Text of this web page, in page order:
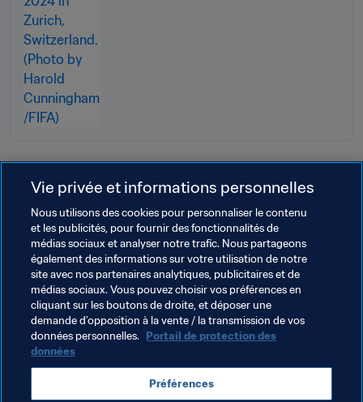
Thèmes en lien
Organisation des compétitions
Président de la FIFA Organisation
Organisation Coupe du Monde de la FIFA 2026™
USA Concacaf
Vie privée et informations personnelles
Nous utilisons des cookies pour personnaliser le contenu
et les publicités, pour fournir des fonctionnalités de
médias sociaux et analyser notre trafic. Nous partageons
également des informations sur votre utilisation de notre
site avec nos partenaires analytiques, publicitaires et de
médias sociaux. Vous pouvez choisir vos préférences en
cliquant sur les boutons de droite, et déposer une
demande d’opposition à la vente / la transmission de vos
données personnelles. Portail de protection des
données
Préférences